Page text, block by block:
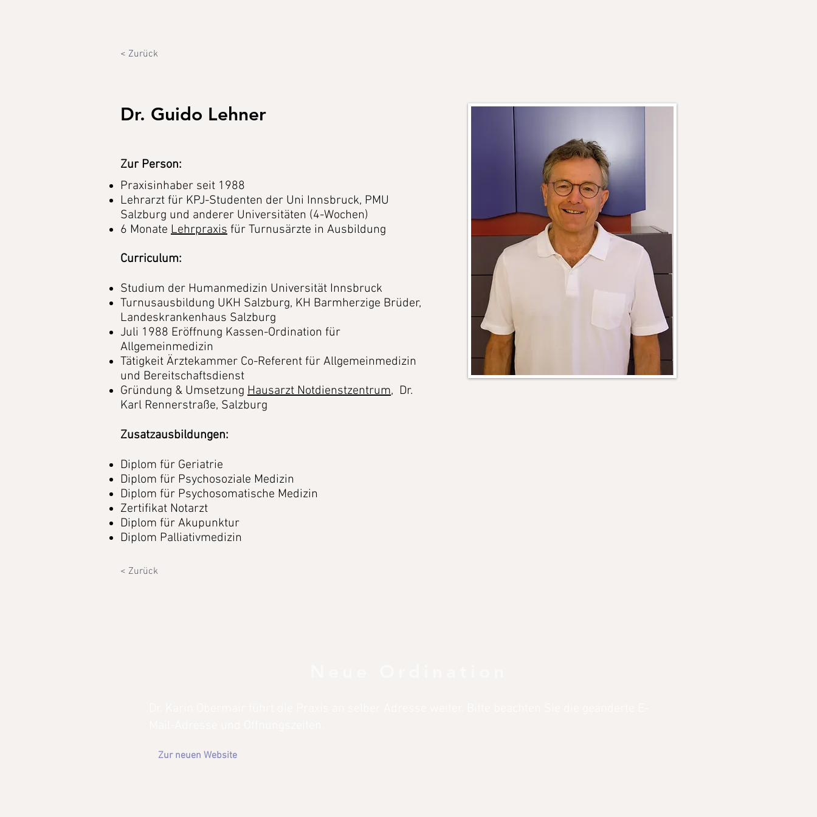
< Zurück
Dr. Guido Lehner
Zur Person:
Praxisinhaber seit 1988
Lehrarzt für KPJ-Studenten der Uni Innsbruck, PMU
Salzburg und anderer Universitäten (4-Wochen)
6 Monate Lehrpraxis für Turnusärzte in Ausbildung
Curriculum:
Studium der Humanmedizin Universität Innsbruck
Turnusausbildung UKH Salzburg, KH Barmherzige Brüder,
Landeskrankenhaus Salzburg
Juli 1988 Eröffnung Kassen-Ordination für
Allgemeinmedizin
Tätigkeit Ärztekammer Co-Referent für Allgemeinmedizin
und Bereitschaftsdienst
Gründung & Umsetzung Hausarzt Notdienstzentrum, Dr.
Karl Rennerstraße, Salzburg
Zusatzausbildungen:
Diplom für Geriatrie
Diplom für Psychosoziale Medizin
Diplom für Psychosomatische Medizin
Zertifikat Notarzt
Diplom für Akupunktur
Diplom Palliativmedizin
< Zurück
Zur neuen Website